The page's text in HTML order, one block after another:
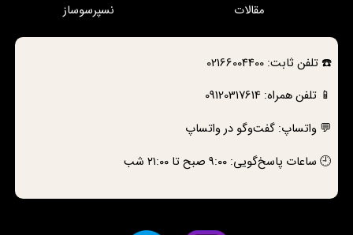
مقالات
نسپرسوساز
☎️تلفن ثابت:02166004400
📱 تلفن همراه:09120317614
💬 واتساپ:گفت‌وگو در واتساپ
🕘 ساعات پاسخ‌گویی: ۹:۰۰ صبح تا ۲۱:۰۰ شب